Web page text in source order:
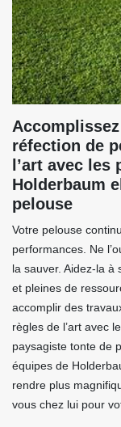
réfection de
l’art avec
Holderbaum
pelouse
Votre pelouse
performances. Ne
la sauver. Aidez-la à
et pleines de
accomplir des
règles de l’art avec
paysagiste tonte de
équipes de
rendre plus
vous chez lui pour